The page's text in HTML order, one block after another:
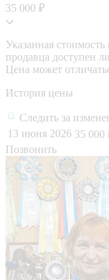
35 000 ₽
Указанная
продавца доступен
Цена может
История цены
Следить за
13 июня 2026 35 000
Позвонить